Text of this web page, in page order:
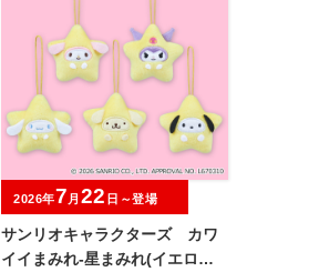
サンリオキャラクターズ カワ
イイまみれ-星まみれ(イエロー)-
2026年7 月 22 日～登場